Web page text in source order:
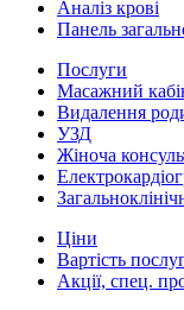
Аналіз крові
Панель
Послуги
Масажний
Видалення
УЗД
Жіноча
Ціни
Вартість
Акції, спец.